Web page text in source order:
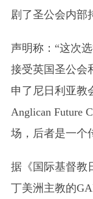
剧了圣公会内部
声明称：“这次
接受英国圣公会
申了尼日利亚教
Anglican Future
场，后者是一个
据《国际基督教
丁美洲主教的